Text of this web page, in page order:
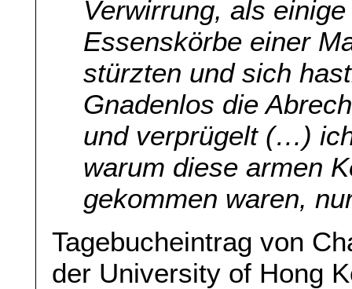
Verwirrung, als
Essenskörbe einer
stürzten und sich
Gnadenlos die
und verprügelt (…)
warum diese armen
gekommen waren,
Tagebucheintrag von
der University of Hong